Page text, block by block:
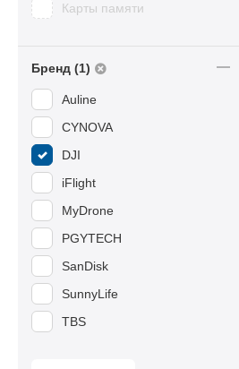
Карты памяти
Бренд (1)
Auline
CYNOVA
DJI
iFlight
MyDrone
PGYTECH
SanDisk
SunnyLife
TBS